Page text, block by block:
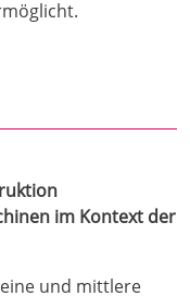
im Kontext der
und mittlere